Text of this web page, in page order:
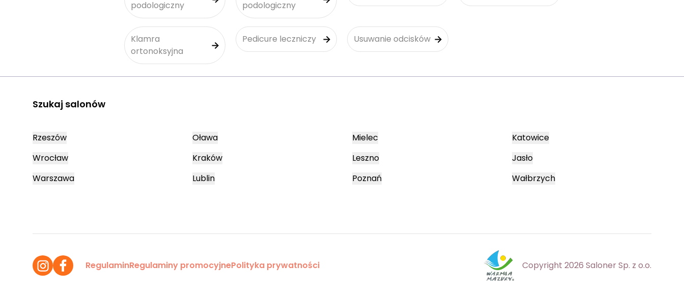
podologiczny
podologiczny
Klamra
ortonoksyjna
Pedicure leczniczy Usuwanie odcisków
Szukaj salonów
Rzeszów
Wrocław
Warszawa
Oława
Kraków
Lublin
Mielec
Leszno
Poznań
Katowice
Jasło
Wałbrzych
RegulaminRegulaminy promocyjnePolityka prywatności Copyright 2026 Saloner Sp. z o.o.